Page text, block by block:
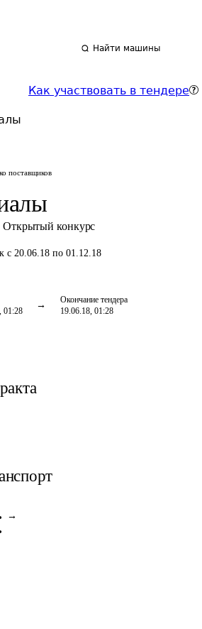
Найти машины
Как участвовать в тендере
поставщиков
Открытый конкурс
с 20.06.18 по 01.12.18
01:28
Окончание тендера
19.06.18, 01:28
→